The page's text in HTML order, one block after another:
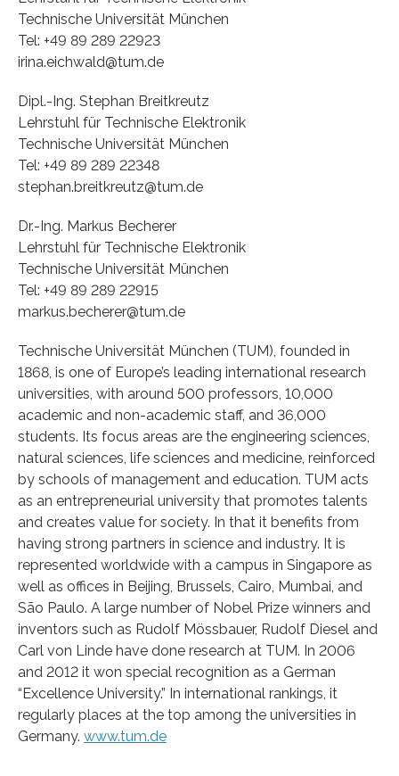
Technische Universität München
Tel: +49 89 289 22923
irina.eichwald@tum.de
Dipl.-Ing. Stephan Breitkreutz
Lehrstuhl für Technische Elektronik
Technische Universität München
Tel: +49 89 289 22348
stephan.breitkreutz@tum.de
Dr.-Ing. Markus Becherer
Lehrstuhl für Technische Elektronik
Technische Universität München
Tel: +49 89 289 22915
markus.becherer@tum.de
Technische Universität München (TUM), founded in
1868, is one of Europe’s leading international research
universities, with around 500 professors, 10,000
academic and non-academic staff, and 36,000
students. Its focus areas are the engineering sciences,
natural sciences, life sciences and medicine, reinforced
by schools of management and education. TUM acts
as an entrepreneurial university that promotes talents
and creates value for society. In that it benefits from
having strong partners in science and industry. It is
represented worldwide with a campus in Singapore as
well as offices in Beijing, Brussels, Cairo, Mumbai, and
São Paulo. A large number of Nobel Prize winners and
inventors such as Rudolf Mössbauer, Rudolf Diesel and
Carl von Linde have done research at TUM. In 2006
and 2012 it won special recognition as a German
“Excellence University.” In international rankings, it
regularly places at the top among the universities in
Germany. www.tum.de